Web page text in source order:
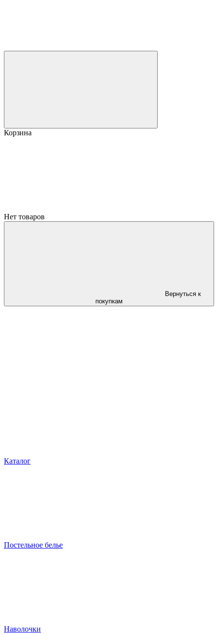
Корзина
Нет товаров
Вернуться к
покупкам
Каталог
Постельное белье
Наволочки